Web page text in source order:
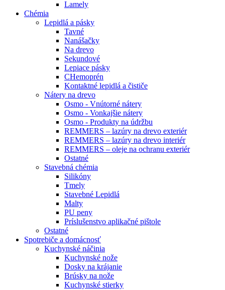
Lamely
Chémia
Lepidlá a pásky
Tavné
Nanášačky
Na drevo
Sekundové
Lepiace pásky
CHemoprén
Kontaktné lepidlá a čističe
Nátery na drevo
Osmo - Vnútorné nátery
Osmo - Vonkajšie nátery
Osmo - Produkty na údržbu
REMMERS – lazúry na drevo exteriér
REMMERS – lazúry na drevo interiér
REMMERS – oleje na ochranu exteriér
Ostatné
Stavebná chémia
Silikóny
Tmely
Stavebné Lepidlá
Malty
PU peny
Príslušenstvo aplikačné pištole
Ostatné
Spotrebiče a domácnosť
Kuchynské náčinia
Kuchynské nože
Dosky na krájanie
Brúsky na nože
Kuchynské stierky